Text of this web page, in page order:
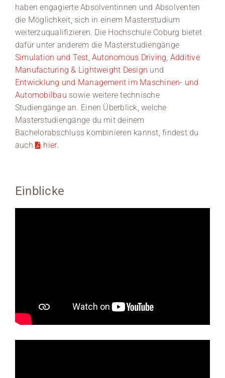
haben engagierte Absolventinnen und Absolventen
die Möglichkeit, sich in einem Masterstudium
weiterzuqualifizieren. Die Hochschule Coburg bietet
dafür unter anderem die Masterstudiengänge
Simulation und Test,Autonomous Driving, Additive
Manufacturing & Lightweight Design und
Entwicklung und Management im Maschinen- und
Automobilbau sowie weitere technische
Studiengänge an. Einen Überblick, welche
Masterstudiengänge du mit deinem
Bachelorabschluss kombinieren kannst, findest du
auch
hier.
Einblicke